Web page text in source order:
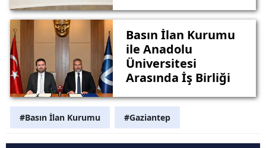
Basın İlan Kurumu
ile Anadolu
Üniversitesi
Arasında İş Birliği
#Basın İlan Kurumu #Gaziantep